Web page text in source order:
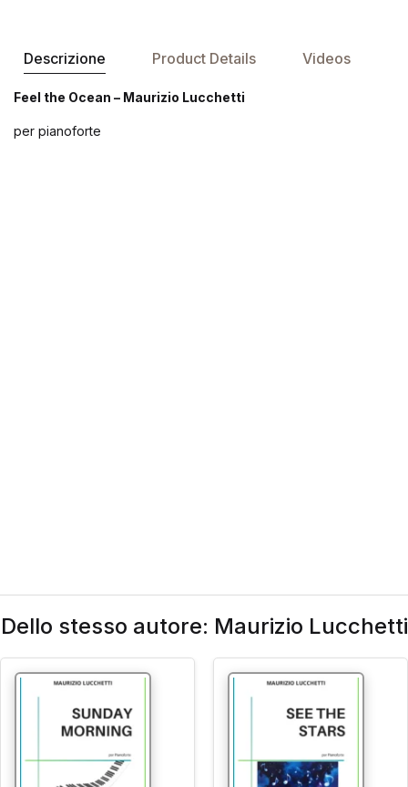
Descrizione Product Details Videos
Feel the Ocean – Maurizio Lucchetti
per pianoforte
Dello stesso autore: Maurizio Lucchetti